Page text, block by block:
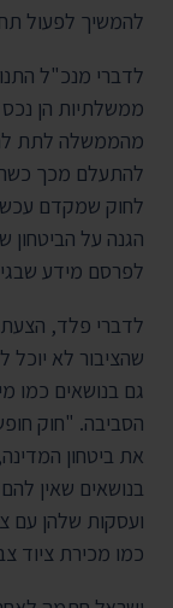
להמשיך לפעול
לדברי מנכ"ל
ממשלתיות הן נכס
מהממשלה לתת
להתעלם מכך כשהן
לחוק שמקדם
הגנה על הביטחון
לפרסם מידע
לדברי פלד,
שהציבור לא
גם בנושאים כמו
הסביבה. "חוק
את ביטחון
בנושאים שאין
ועסקות שלהן עם
כמו מכירת ציוד